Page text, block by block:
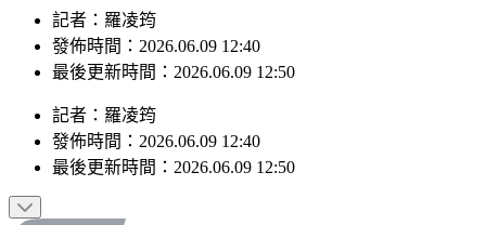
記者：羅凌筠
發佈時間：2026.06.09 12:40
最後更新時間：2026.06.09 12:50
記者 ： 羅凌筠
發佈時間： 2026.06.09 12:40
最後更新時間： 2026.06.09 12:50